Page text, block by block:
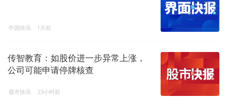
中国快讯 1天前
传智教育：如股价进一步异常上涨，
公司可能申请停牌核查
股市快讯 23小时前